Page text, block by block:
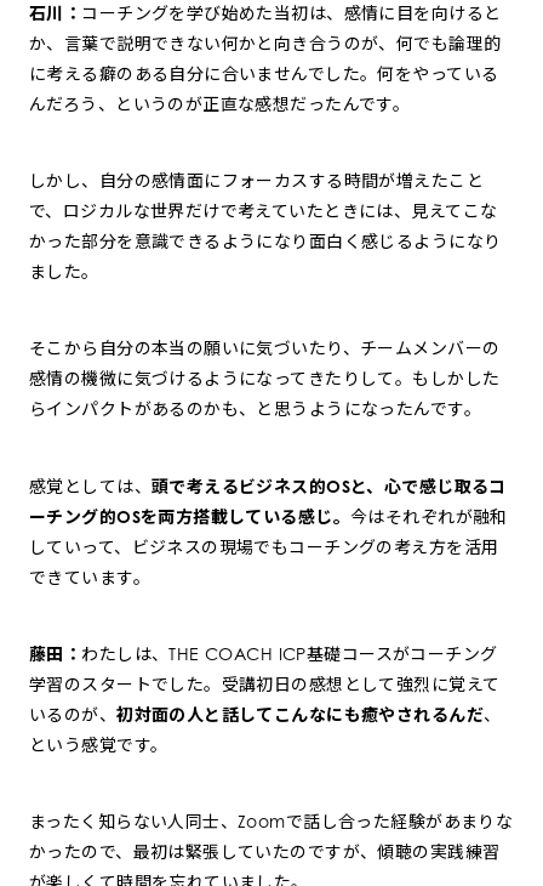
石川： コーチングを学び始めた当初は、感情に目を向けると
か、言葉で説明できない何かと向き合うのが、何でも論理的
に考える癖のある自分に合いませんでした。何をやっている
んだろう、というのが正直な感想だったんです。
しかし、自分の感情面にフォーカスする時間が増えたこと
で、ロジカルな世界だけで考えていたときには、見えてこな
かった部分を意識できるようになり面白く感じるようになり
ました。
そこから自分の本当の願いに気づいたり、チームメンバーの
感情の機微に気づけるようになってきたりして。もしかした
らインパクトがあるのかも、と思うようになったんです。
感覚としては、 頭で考えるビジネス的OSと、心で感じ取るコ
ーチング的OSを両方搭載している感じ。 今はそれぞれが融和
していって、ビジネスの現場でもコーチングの考え方を活用
できています。
藤田： わたしは、THE COACH ICP基礎コースがコーチング
学習のスタートでした。受講初日の感想として強烈に覚えて
いるのが、初対面の人と話してこんなにも癒やされるんだ、
という感覚です。
まったく知らない人同士、Zoomで話し合った経験があまりな
かったので、最初は緊張していたのですが、傾聴の実践練習
が楽しくて時間を忘れていました。